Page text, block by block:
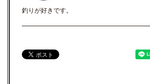
釣りが好きです。